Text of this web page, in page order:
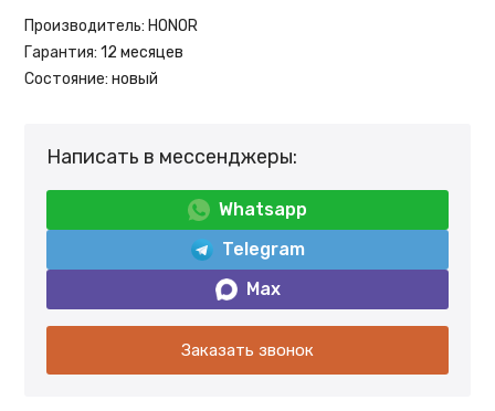
Производитель: HONOR
Гарантия: 12 месяцев
Состояние: новый
Написать в мессенджеры:
Whatsapp
Telegram
Max
Заказать звонок